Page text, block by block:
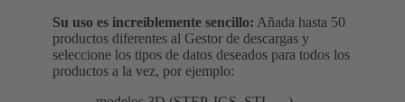
Su uso es increíblemente sencillo: Añada hasta 50
productos diferentes al Gestor de descargas y
seleccione los tipos de datos deseados para todos los
productos a la vez, por ejemplo: